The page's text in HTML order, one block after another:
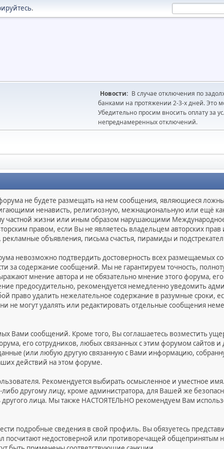
.
Новости: В случае отключения по
банками на протяжении 2-3-х дней. Это
Убедительно просим вносить оплату за
непреднамеренных отключений.
не будете размещать на нем сообщения, являющиеся
ненависть, религиозную, межнациональную или ещё
жизни или иным образом нарушающими Международное
правом, если Вы не являетесь владельцем авторских
объявления, письма счастья, пирамиды и
невозможно подтвердить достоверность всех размещаемых
за содержание сообщений. Мы не гарантируем точность,
мнение автора и не обязательно мнение этого форума,
предосудительно, рекомендуется немедленно уведомить
право удалить нежелательное содержание в разумные сроки,
не могут удалять или редактировать отдельные сообщения
Вами сообщений. Кроме того, Вы соглашаетесь возместить
его сотрудников, любых связанных с этим форумом сайтов
(или любую другую связанную с Вами информацию,
действий на этом форуме.
Рекомендуется выбирать осмысленное и уместное
другому лицу, кроме администратора, для Вашей же
лица. Мы также НАСТОЯТЕЛЬНО рекомендуем Вам
подробные сведения в свой профиль. Вы обязуетесь
посчитают недостоверной или противоречащей общепринятым